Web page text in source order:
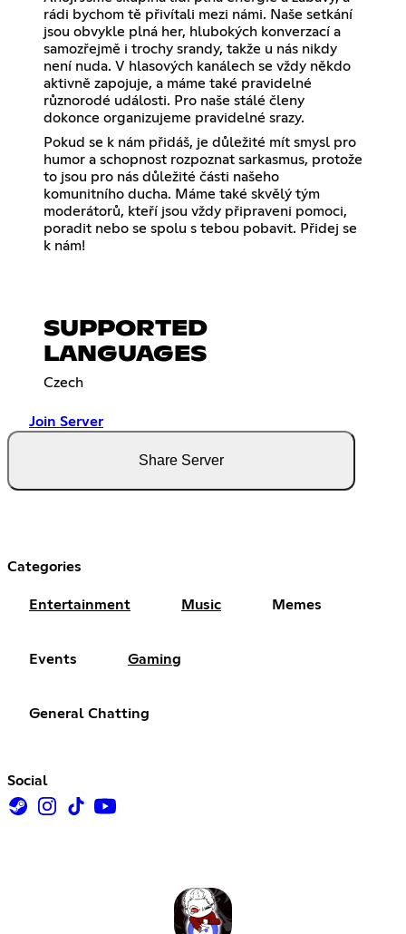
rádi bychom tě přivítali mezi námi. Naše setkání
jsou obvykle plná her, hlubokých konverzací a
samozřejmě i trochy srandy, takže u nás nikdy
není nuda. V hlasových kanálech se vždy někdo
aktivně zapojuje, a máme také pravidelné
různorodé události. Pro naše stálé členy
dokonce organizujeme pravidelné srazy.
Pokud se k nám přidáš, je důležité mít smysl pro
humor a schopnost rozpoznat sarkasmus, protože
to jsou pro nás důležité části našeho
komunitního ducha. Máme také skvělý tým
moderátorů, kteří jsou vždy připraveni pomoci,
poradit nebo se spolu s tebou pobavit. Přidej se
k nám!
SUPPORTED
LANGUAGES
Czech
Join Server
Share Server
Categories
Entertainment Music Memes
Events Gaming
General Chatting
Social